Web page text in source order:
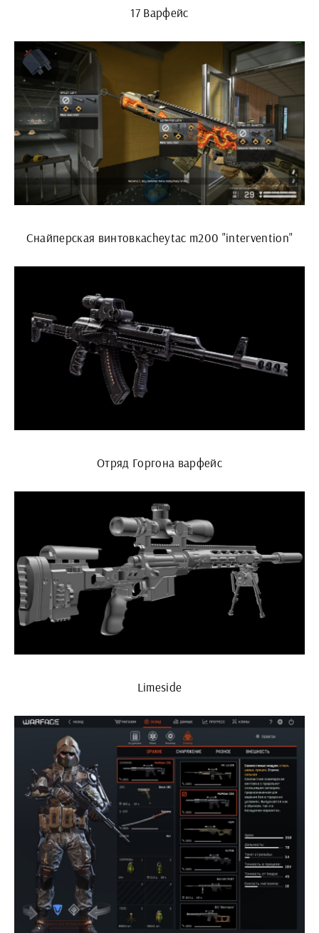
17 Варфейс
Снайперская винтовкаcheytac m200 "intervention"
Отряд Горгона варфейс
Limeside